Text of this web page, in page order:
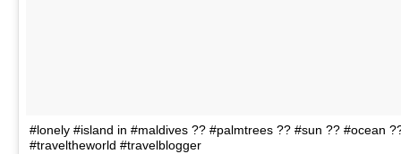
#lonely #island in #maldives ?? #palmtrees ?? #sun ?? #ocean
#traveltheworld #travelblogger